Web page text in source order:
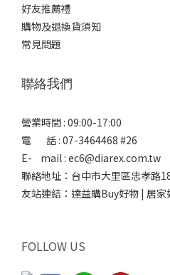
好友推薦禮
購物及退換貨須知
常見問題
聯絡我們
營業時間 : 09:00-17:00
電 話 : 07-3464468 #26
E- mail : ec6@diarex.com.tw
聯絡地址：台中市大里區忠孝路
友站連結： 達益購Buy好物 | 居家
FOLLOW US